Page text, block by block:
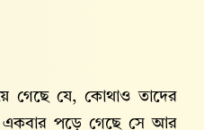
গেছে যে, কোথাও তাদের
একবার পড়ে গেছে সে আর